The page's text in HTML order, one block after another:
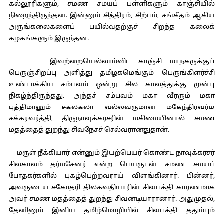
கல்லூரிகளும், சமண சமயப் பள்ளிகளும் காஞ்சியில்
நிறைந்திருந்தன. இன்னும் சித்திரம், சிற்பம், சங்கீதம் ஆகிய
அருங்கலைகளைப் பயில்வதற்குச் சிறந்த கலைக்
கழகங்களும் இருந்தன.
இவற்றையெல்லாம்விட காஞ்சி மாநகருக்குப்
பெருஞ்சிறப்பு அளித்து தமிழகமெங்கும் பெருங்கிளர்ச்சி
உண்டாக்கிய சம்பவம் ஒன்று சில காலத்துக்கு முன்பு
நிகழ்ந்திருந்தது. அந்தச் சம்பவம் மகா வீரரும் மகா
புத்திமானும் சகலகலா வல்லவருமான மகேந்திரவர்ம
சக்கரவர்த்தி, திருநாவுக்கரசரின் மகிமையினால் சமண
மதத்தைத் துறந்து சிவநேசச் செல்வரானதுதான்.
மருள் நீக்கியார் என்னும் இயற்பெயர் கொண்ட நாவுக்கரசர்
சிலகாலம் தர்மசேனர் என்ற பெயருடன் சமண சமயப்
போதகர்களில் புகழ்பெற்றவராய் விளங்கினார். பின்னர்,
அவருடைய சகோதரி திலகவதியாரின் சிவபக்தி காரணமாக
அவர் சமண மதத்தைத் துறந்து சிவனடியாரானார். அதுமுதல்,
தேனினும் இனிய தமிழ்மொழியில் சிவபக்தி ததும்பும்